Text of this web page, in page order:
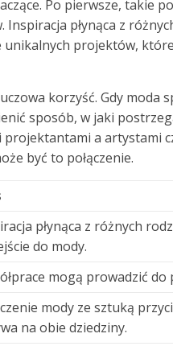
Po pierwsze, takie
płynąca z
projektów,
korzyść. Gdy moda
sposób, w jaki
projektantami a artystami
być to połączenie.
płynąca z różnych
do mody.
mogą prowadzić
mody ze sztuką
na obie dziedziny.